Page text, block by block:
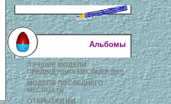
Альбомы
ЛУЧШИЕ МОДЕЛИ
ПРЕДЫДУЩИХ МЕСЯЦЕВ [207]
МОДЕЛИ ПОСЛЕДНЕГО
МЕСЯЦА [1]
ОТКРЫТКИ [28]